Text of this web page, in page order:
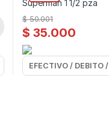
$ 35.000
$50.001